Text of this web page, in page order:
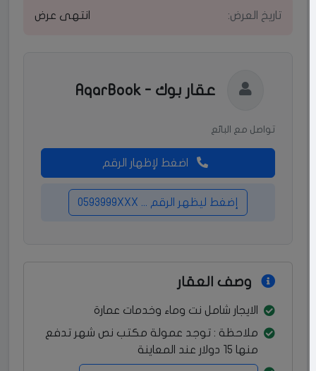
تاريخ العرض: انتهى عرض
عقار بوك - AqarBook
تواصل مع البائع
اضغط لإظهار الرقم
إضغط ليظهر الرقم ... 0593999XXX
وصف العقار
الايجار شامل نت وماء وخدمات عمارة
ملاحظة : توجد عمولة مكتب نص شهر تدفع
منها 15 دولار عند المعاينة